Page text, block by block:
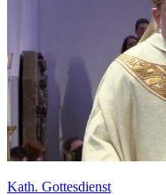
Kath. Gottesdienst